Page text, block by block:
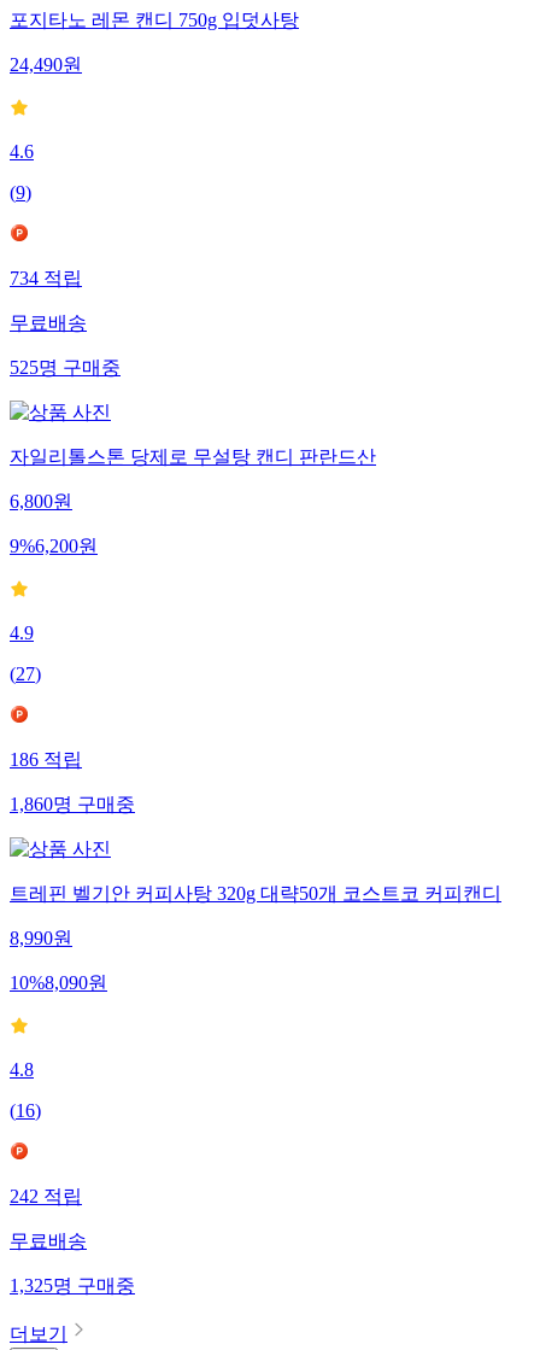
포지타노 레몬 캔디 750g 입덧사탕
24,490원
4.6
(9)
734적립
무료배송
525명구매중
자일리톨스톤 당제로 무설탕 캔디 판란드산
6,800원
9%6,200원
4.9
(27)
186적립
1,860명구매중
트레핀 벨기안 커피사탕 320g 대략50개 코스트코 커피캔디
8,990원
10%8,090원
4.8
(16)
242적립
무료배송
1,325명구매중
더보기